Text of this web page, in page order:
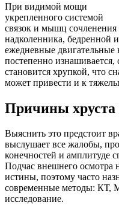
При видимой мощи
укрепленного системой
связок и мышц сочленения
надколенника, бедренной
ежедневные двигательные
постепенно изнашивается,
становится хрупкой, что
может привести и к
Причины хруста
Выяснить это предстоит
выслушает все жалобы,
конечностей и амплитуде
Подчас внешнего осмотра
истины, поэтому часто
современные методы: КТ,
исследование.